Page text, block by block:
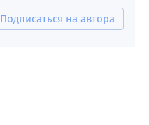
Подписаться на автора